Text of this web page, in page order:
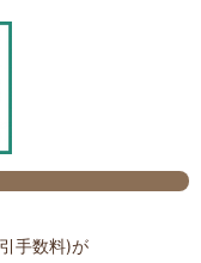
手数料)が